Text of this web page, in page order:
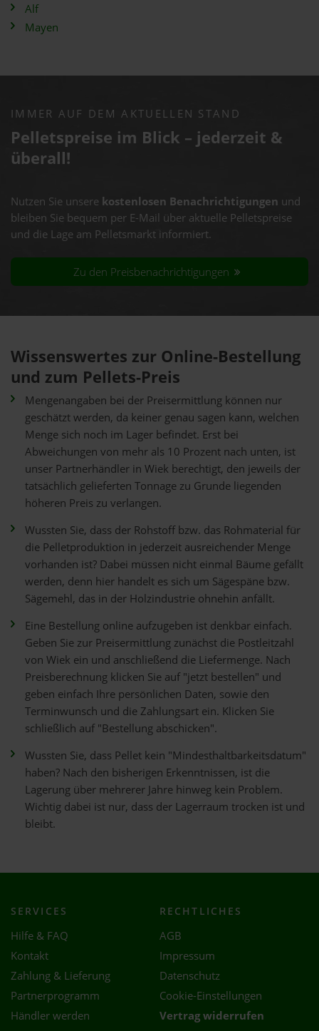
Alf
Mayen
IMMER AUF DEM AKTUELLEN STAND
Pelletspreise im Blick – jederzeit &
überall!
Nutzen Sie unsere kostenlosen Benachrichtigungen und
bleiben Sie bequem per E-Mail über aktuelle Pelletspreise
und die Lage am Pelletsmarkt informiert.
Zu den Preisbenachrichtigungen
Wissenswertes zur Online-Bestellung
und zum Pellets-Preis
Mengenangaben bei der Preisermittlung können nur
geschätzt werden, da keiner genau sagen kann, welchen
Menge sich noch im Lager befindet. Erst bei
Abweichungen von mehr als 10 Prozent nach unten, ist
unser Partnerhändler in Wiek berechtigt, den jeweils der
tatsächlich gelieferten Tonnage zu Grunde liegenden
höheren Preis zu verlangen.
Wussten Sie, dass der Rohstoff bzw. das Rohmaterial für
die Pelletproduktion in jederzeit ausreichender Menge
vorhanden ist? Dabei müssen nicht einmal Bäume gefällt
werden, denn hier handelt es sich um Sägespäne bzw.
Sägemehl, das in der Holzindustrie ohnehin anfällt.
Eine Bestellung online aufzugeben ist denkbar einfach.
Geben Sie zur Preisermittlung zunächst die Postleitzahl
von Wiek ein und anschließend die Liefermenge. Nach
Preisberechnung klicken Sie auf "jetzt bestellen" und
geben einfach Ihre persönlichen Daten, sowie den
Terminwunsch und die Zahlungsart ein. Klicken Sie
schließlich auf "Bestellung abschicken".
Wussten Sie, dass Pellet kein "Mindesthaltbarkeitsdatum"
haben? Nach den bisherigen Erkenntnissen, ist die
Lagerung über mehrerer Jahre hinweg kein Problem.
Wichtig dabei ist nur, dass der Lagerraum trocken ist und
bleibt.
SERVICES
Hilfe & FAQ
Kontakt
Zahlung & Lieferung
Partnerprogramm
Händler werden
RECHTLICHES
AGB
Impressum
Datenschutz
Cookie-Einstellungen
Vertrag widerrufen